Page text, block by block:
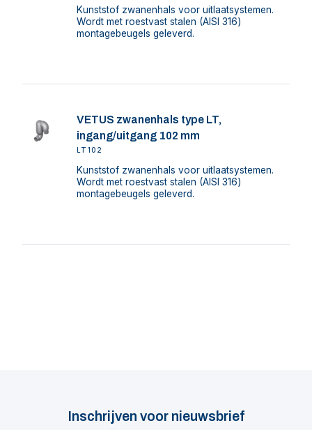
Kunststof zwanenhals voor uitlaatsystemen.
Wordt met roestvast stalen (AISI 316)
montagebeugels geleverd.
VETUS zwanenhals type LT,
ingang/uitgang 102 mm
LT102
Kunststof zwanenhals voor uitlaatsystemen.
Wordt met roestvast stalen (AISI 316)
montagebeugels geleverd.
Inschrijven voor nieuwsbrief